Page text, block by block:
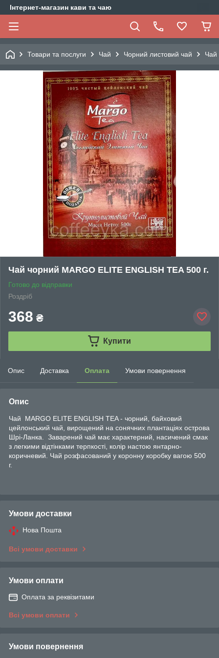
Інтернет-магазин кави та чаю
Товари та послуги Чай Чорний листовий чай Чай
Чай чорний MARGO ELITE ENGLISH TEA 500 г.
Готово до відправки
Роздріб
368 ₴
Купити
Опис Доставка Оплата Умови повернення
Опис
Чай MARGO ELITE ENGLISH TEA - чорний, байховий
цейлонський чай, вирощений на сонячних плантаціях острова
Шрі-Ланка. Заварений чай має характерний, насичений смак
з легкими відтінками терпкості, колір настою янтарно-
коричневий. Чай розфасований у коронну коробку вагою 500
г.
Умови доставки
Нова Пошта
Всі умови доставки
Умови оплати
Оплата за реквізитами
Всі умови оплати
Умови повернення